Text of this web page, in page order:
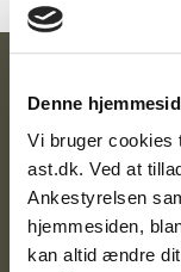
Denne
Vi bruger cookies
ast.dk. Ved at
Ankestyrelsen
hjemmesiden,
kan altid ændre
Postadresse:
Nytorv 7, 2. sal
9000 Aalborg